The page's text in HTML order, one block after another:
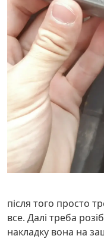
після того просто
все. Далі треба
накладку вона на